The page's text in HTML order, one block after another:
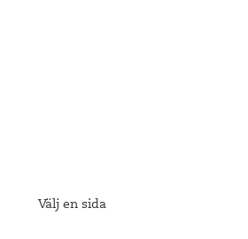
Välj en sida